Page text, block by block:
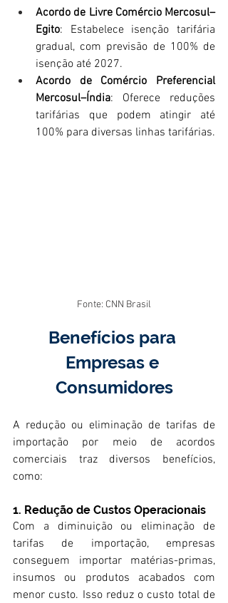
Acordo de Livre Comércio Mercosul–
Egito: Estabelece isenção tarifária
gradual, com previsão de 100% de
isenção até 2027.​
Acordo de Comércio Preferencial
Mercosul–Índia: Oferece reduções
tarifárias que podem atingir até
100% para diversas linhas tarifárias.
Fonte: CNN Brasil
Benefícios para
Empresas e
Consumidores
A redução ou eliminação de tarifas de
importação por meio de acordos
comerciais traz diversos benefícios,
como:
1. Redução de Custos Operacionais
Com a diminuição ou eliminação de
tarifas de importação, empresas
conseguem importar matérias-primas,
insumos ou produtos acabados com
menor custo. Isso reduz o custo total de